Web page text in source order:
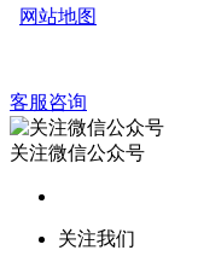
网站地图
客服咨询
关注微信公众号
关注我们